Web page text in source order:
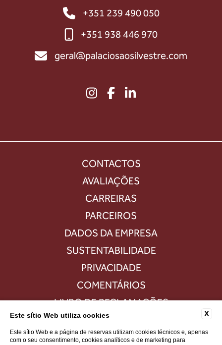
+351 239 490 050
+351 938 446 970
geral@palaciosaosilvestre.com
CONTACTOS
AVALIAÇÕES
CARREIRAS
PARCEIROS
DADOS DA EMPRESA
SUSTENTABILIDADE
PRIVACIDADE
COMENTÁRIOS
LIVRO DE RECLAMAÇÕES
FAQS
X
Este sítio Web utiliza cookies
Este sítio Web e a página de reservas utilizam cookies técnicos e, apenas
com o seu consentimento, cookies analíticos e de marketing para